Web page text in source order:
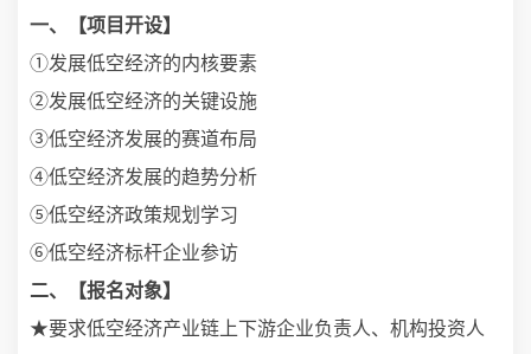
一、【项目开设】
①发展低空经济的内核要素
②发展低空经济的关键设施
③低空经济发展的赛道布局
④低空经济发展的趋势分析
⑤低空经济政策规划学习
⑥低空经济标杆企业参访
二、【报名对象】
★要求低空经济产业链上下游企业负责人、机构投资人